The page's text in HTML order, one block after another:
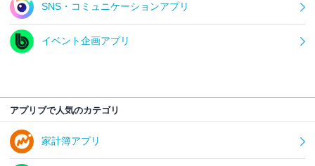
SNS・コミュニケーションアプリ
イベント企画アプリ
アプリブで人気のカテゴリ
家計簿アプリ